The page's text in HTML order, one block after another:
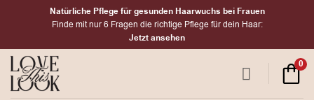
Natürliche Pflege für gesunden Haarwuchs bei Frauen
Finde mit nur 6 Fragen die richtige Pflege für dein Haar:
Jetzt ansehen
0